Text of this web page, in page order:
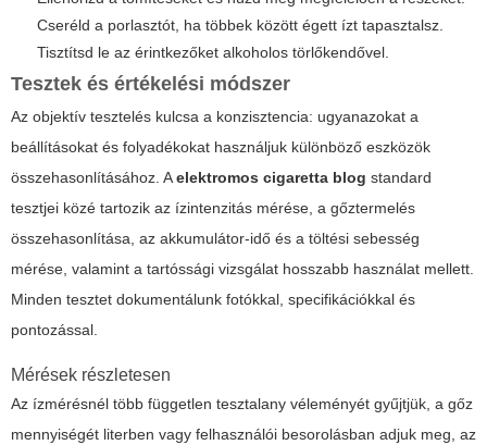
Cseréld a porlasztót, ha többek között égett ízt tapasztalsz.
Tisztítsd le az érintkezőket alkoholos törlőkendővel.
Tesztek és értékelési módszer
Az objektív tesztelés kulcsa a konzisztencia: ugyanazokat a
beállításokat és folyadékokat használjuk különböző eszközök
összehasonlításához. Aelektromos cigaretta blog standard
tesztjei közé tartozik az ízintenzitás mérése, a gőztermelés
összehasonlítása, az akkumulátor-idő és a töltési sebesség
mérése, valamint a tartóssági vizsgálat hosszabb használat mellett.
Minden tesztet dokumentálunk fotókkal, specifikációkkal és
pontozással.
Mérések részletesen
Az ízmérésnél több független tesztalany véleményét gyűjtjük, a gőz
mennyiségét literben vagy felhasználói besorolásban adjuk meg, az